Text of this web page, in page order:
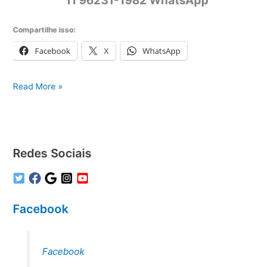
Compartilhe isso:
Facebook X WhatsApp
Springer
Read More »
Redes Sociais
Facebook
Facebook